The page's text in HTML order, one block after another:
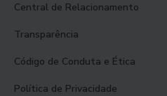
Central de Relacionamento
Transparência
Código de Conduta e Ética
Política de Privacidade